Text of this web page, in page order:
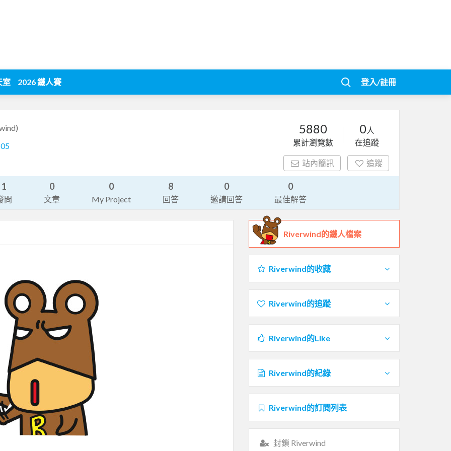
室 2026 鐵人賽 登入/註冊
5880
累計瀏覽數
0人
在追蹤
站內簡訊 追蹤
1
問
0
文章
0
My Project
8
回答
0
邀請回答
0
最佳解答
Riverwind的鐵人檔案
Riverwind的收藏
Riverwind的追蹤
Riverwind的Like
Riverwind的紀錄
Riverwind的訂閱列表
封鎖 Riverwind